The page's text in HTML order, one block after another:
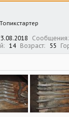
Топикстартер
Сообщения
14 Возраст 55